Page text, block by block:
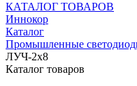
КАТАЛОГ ТОВАРОВ
Иннокор
Каталог
Промышленные
ЛУЧ-2х8
Каталог товаров